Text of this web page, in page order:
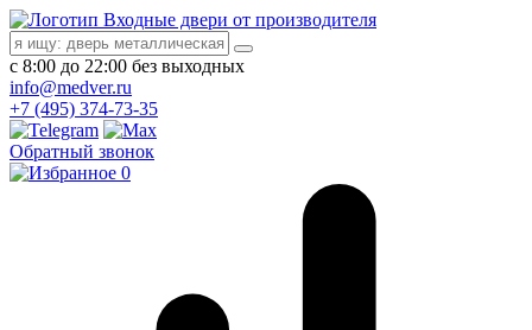
Входные двери от производителя
с 8:00 до 22:00 без выходных
info@medver.ru
+7 (495) 374-73-35
Обратный звонок
0